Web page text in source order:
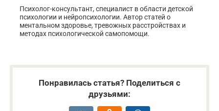
Психолог-консультант, специалист в области детской
психологии и нейропсихологии. Автор статей о
ментальном здоровье, тревожных расстройствах и
методах психологической самопомощи.
Понравилась статья? Поделиться с
друзьями: